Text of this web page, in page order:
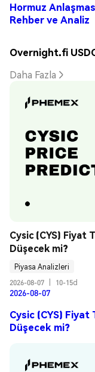
Hormuz
Rehber ve Analiz
Overnight.fi
Daha Fazla
Cysic (CYS) Fiyat
Düşecek mi?
Piyasa Analizleri
2026-08-07
10-15d
2026-08-07
Cysic (CYS) Fiyat
Düşecek mi?